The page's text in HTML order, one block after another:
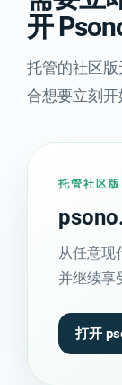
开
托管的社区
合想要立刻开
托管社区版
从任意现
并继续享
打开